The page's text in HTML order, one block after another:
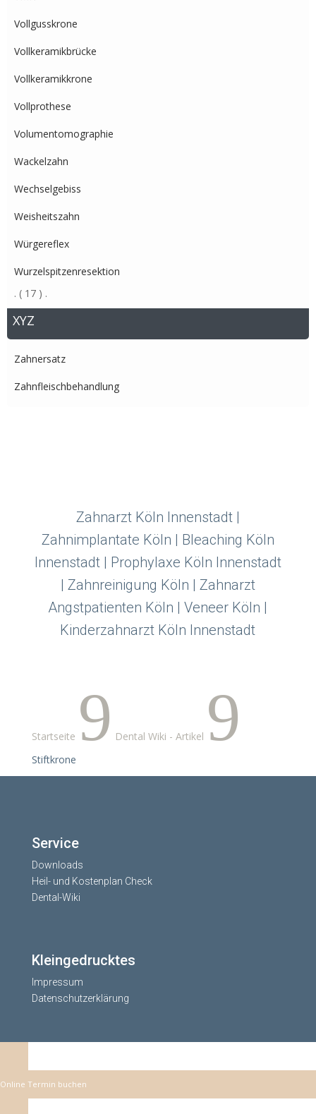
Vollgusskrone
Vollkeramikbrücke
Vollkeramikkrone
Vollprothese
Volumentomographie
Wackelzahn
Wechselgebiss
Weisheitszahn
Würgereflex
Wurzelspitzenresektion
. ( 17 ) .
XYZ
Zahnersatz
Zahnfleischbehandlung
Zahnarzt Köln Innenstadt |
Zahnimplantate Köln | Bleaching Köln
Innenstadt | Prophylaxe Köln Innenstadt
| Zahnreinigung Köln | Zahnarzt
Angstpatienten Köln | Veneer Köln |
Kinderzahnarzt Köln Innenstadt
Startseite 9 Dental Wiki - Artikel 9
Stiftkrone
Service
Downloads
Heil- und Kostenplan Check
Dental-Wiki
Kleingedrucktes
Impressum
Datenschutzerklärung
Online Termin buchen